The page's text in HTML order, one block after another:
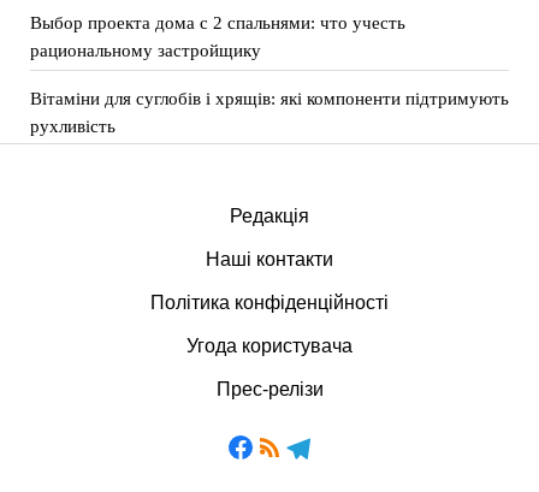
Выбор проекта дома с 2 спальнями: что учесть
рациональному застройщику
Вітаміни для суглобів і хрящів: які компоненти підтримують
рухливість
Редакція
Наші контакти
Політика конфіденційності
Угода користувача
Прес-релізи